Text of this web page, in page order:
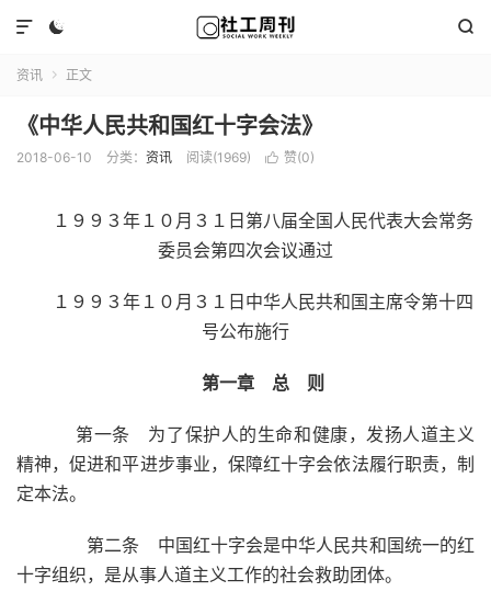
 

资讯  正文
《中华人民共和国红十字会法》
2018-06-10 分类： 资讯 阅读(1969)  赞(0)
１９９３年１０月３１日第八届全国人民代表大会常务
委员会第四次会议通过
１９９３年１０月３１日中华人民共和国主席令第十四
号公布施行
第一章 总 则
第一条 为了保护人的生命和健康，发扬人道主义
精神，促进和平进步事业，保障红十字会依法履行职责，制
定本法。
第二条 中国红十字会是中华人民共和国统一的红
十字组织，是从事人道主义工作的社会救助团体。